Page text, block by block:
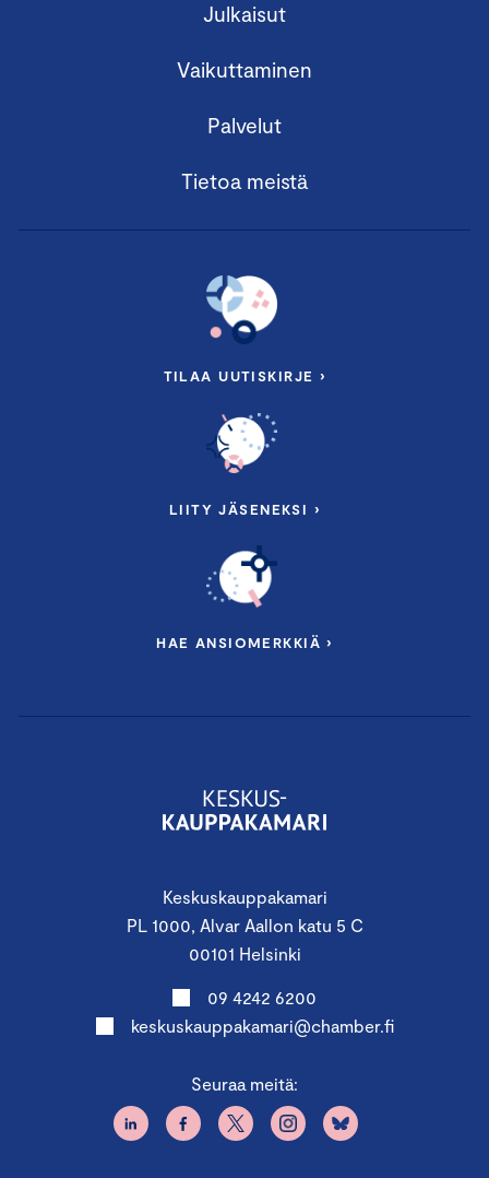
Keskuskauppakamari
PL 1000, Alvar Aallon katu 5 C
00101 Helsinki
09 4242 6200
keskuskauppakamari@chamber.fi
Seuraa meitä:
Julkaisut
Vaikuttaminen
Palvelut
Tietoa meistä
TILAA UUTISKIRJE ›
LIITY JÄSENEKSI ›
HAE ANSIOMERKKIÄ ›